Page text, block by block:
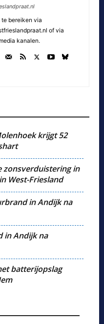
bereiken via
of via
kanalen.
krijgt 52
zonsverduistering in
West-Friesland
in Andijk na
in Andijk na
batterijopslag